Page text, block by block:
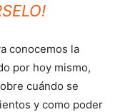
conocemos la
por hoy mismo,
cuándo se
y como poder